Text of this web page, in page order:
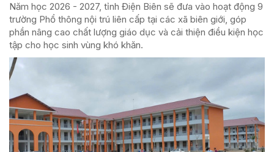
Năm học 2026 - 2027, tỉnh Điện Biên sẽ đưa vào hoạt động 9
trường Phổ thông nội trú liên cấp tại các xã biên giới, góp
phần nâng cao chất lượng giáo dục và cải thiện điều kiện học
tập cho học sinh vùng khó khăn.